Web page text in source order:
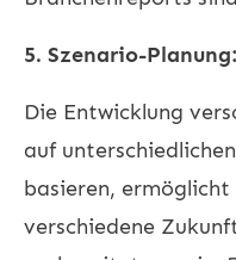
5. Szenario-Planung:
Die Entwicklung
auf
basieren,
verschiedene